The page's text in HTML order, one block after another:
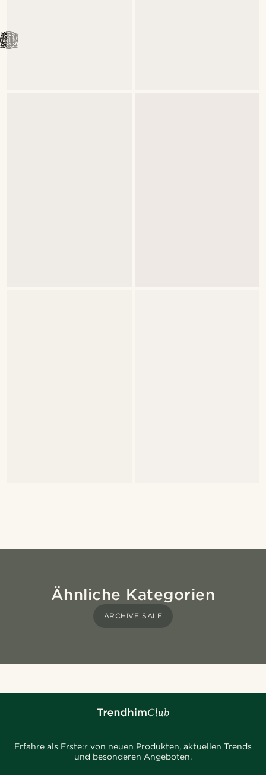
Ähnliche Kategorien
ARCHIVE SALE
Erfahre als Erste:r von neuen Produkten, aktuellen Trends
und besonderen Angeboten.